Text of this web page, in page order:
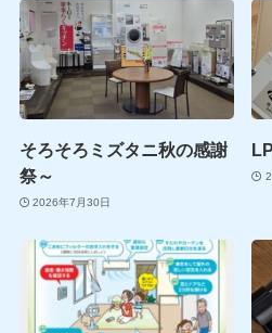
そろそろミズタニ秋の感謝
祭～
2026年7月30日